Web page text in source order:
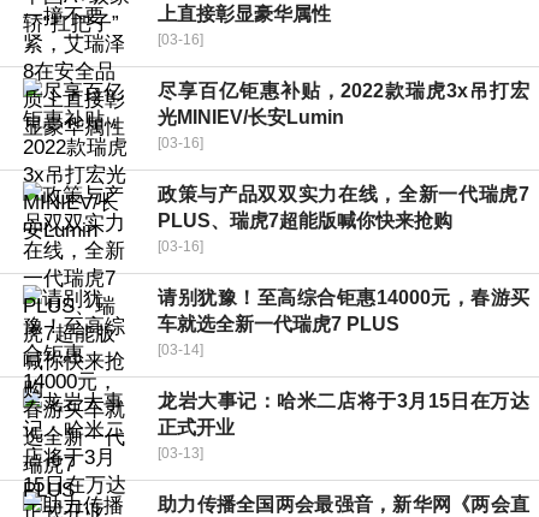
上直接彰显豪华属性
[03-16]
尽享百亿钜惠补贴，2022款瑞虎3x吊打宏
光MINIEV/长安Lumin
[03-16]
政策与产品双双实力在线，全新一代瑞虎7
PLUS、瑞虎7超能版喊你快来抢购
[03-16]
请别犹豫！至高综合钜惠14000元，春游买
车就选全新一代瑞虎7 PLUS
[03-14]
龙岩大事记：哈米二店将于3月15日在万达
正式开业
[03-13]
助力传播全国两会最强音，新华网《两会直